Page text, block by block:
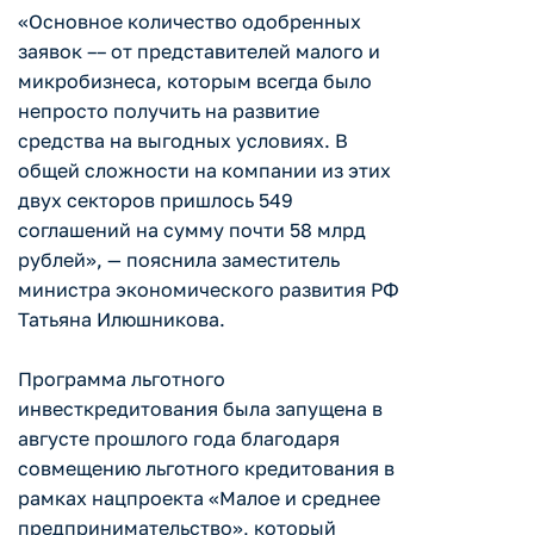
«Основное количество одобренных
заявок –– от представителей малого и
микробизнеса, которым всегда было
непросто получить на развитие
средства на выгодных условиях. В
общей сложности на компании из этих
двух секторов пришлось 549
соглашений на сумму почти 58 млрд
рублей», — пояснила заместитель
министра экономического развития РФ
Татьяна Илюшникова.
Программа льготного
инвесткредитования была запущена в
августе прошлого года благодаря
совмещению льготного кредитования в
рамках нацпроекта «Малое и среднее
предпринимательство», который